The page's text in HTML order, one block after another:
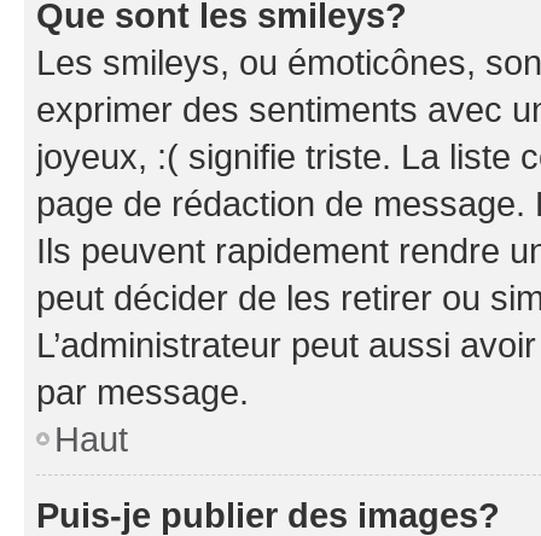
Que sont les smileys?
Les smileys, ou émoticônes,
exprimer des sentiments avec
joyeux, :( signifie triste. La liste
page de rédaction de
Ils peuvent rapidement rendre
peut décider de les retirer ou
L’administrateur peut aussi
par message.
Haut
Puis-je publier des images?